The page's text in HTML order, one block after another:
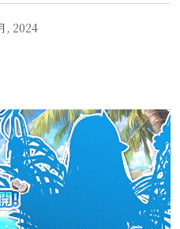
, 2024